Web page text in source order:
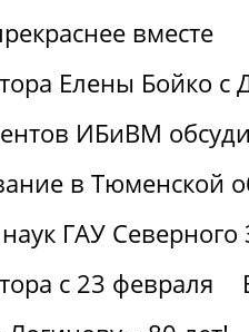
вместе
Елены Бойко с
ИБиВМ
в Тюменской
ГАУ
с 23 февраля